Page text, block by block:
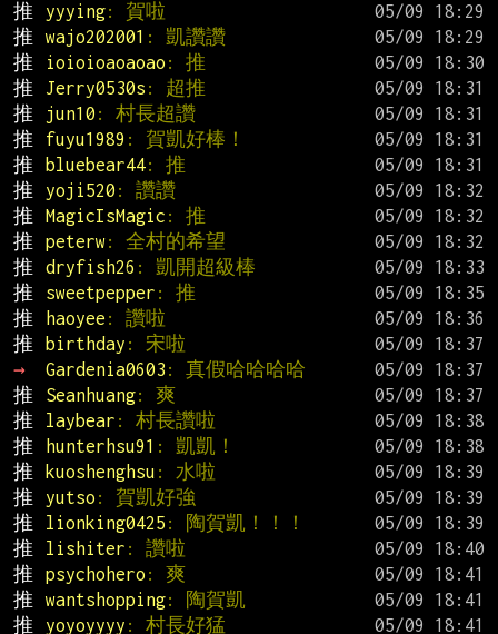
推
yyying: 賀啦
推
wajo202001 : 凱讚讚
推
ioioioaoaoao : 推
推
Jerry0530s : 超推
推
jun10 : 村長超讚
推
fuyu1989 : 賀凱好棒！
推
bluebear44: 推
推
yoji520 : 讚讚
推
MagicIsMagic : 推
推
peterw: 全村的希望
推
dryfish26 : 凱開超級棒
推
sweetpepper : 推
推
haoyee : 讚啦
推
birthday : 宋啦
→
Gardenia0603 : 真假哈哈哈哈
推
Seanhuang: 爽
推
laybear : 村長讚啦
推
hunterhsu91 : 凱凱！
推
kuoshenghsu : 水啦
推
yutso : 賀凱好強
推
lionking0425 : 陶賀凱！！！
推
lishiter : 讚啦
推
psychohero : 爽
推
wantshopping: 陶賀凱
推
yoyoyyyy : 村長好猛